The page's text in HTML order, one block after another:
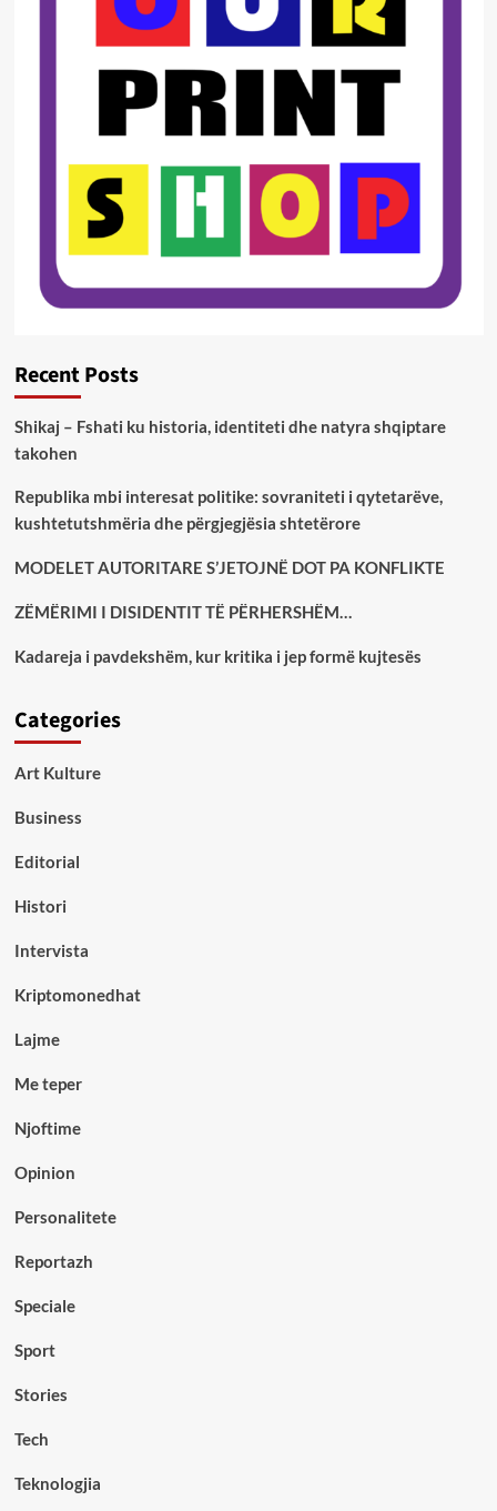
Recent Posts
Shikaj – Fshati ku historia, identiteti dhe natyra shqiptare
takohen
Republika mbi interesat politike: sovraniteti i qytetarëve,
kushtetutshmëria dhe përgjegjësia shtetërore
MODELET AUTORITARE S’JETOJNË DOT PA KONFLIKTE
ZËMËRIMI I DISIDENTIT TË PËRHERSHËM…
Kadareja i pavdekshëm, kur kritika i jep formë kujtesës
Categories
Art Kulture
Business
Editorial
Histori
Intervista
Kriptomonedhat
Lajme
Me teper
Njoftime
Opinion
Personalitete
Reportazh
Speciale
Sport
Stories
Tech
Teknologjia